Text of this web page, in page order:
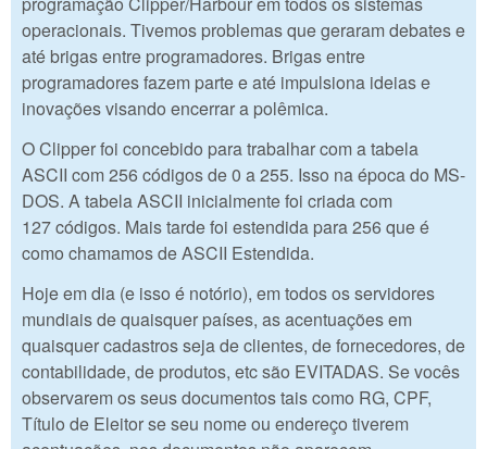
operacionais. Tivemos problemas que geraram debates e
até brigas entre programadores. Brigas entre
programadores fazem parte e até impulsiona ideias e
inovações visando encerrar a polêmica.
O Clipper foi concebido para trabalhar com a tabela
ASCII com 256 códigos de 0 a 255. Isso na época do MS-
DOS. A tabela ASCII inicialmente foi criada com
127 códigos. Mais tarde foi estendida para 256 que é
como chamamos de ASCII Estendida.
Hoje em dia (e isso é notório), em todos os servidores
mundiais de quaisquer países, as acentuações em
quaisquer cadastros seja de clientes, de fornecedores, de
contabilidade, de produtos, etc são EVITADAS. Se vocês
observarem os seus documentos tais como RG, CPF,
Título de Eleitor se seu nome ou endereço tiverem